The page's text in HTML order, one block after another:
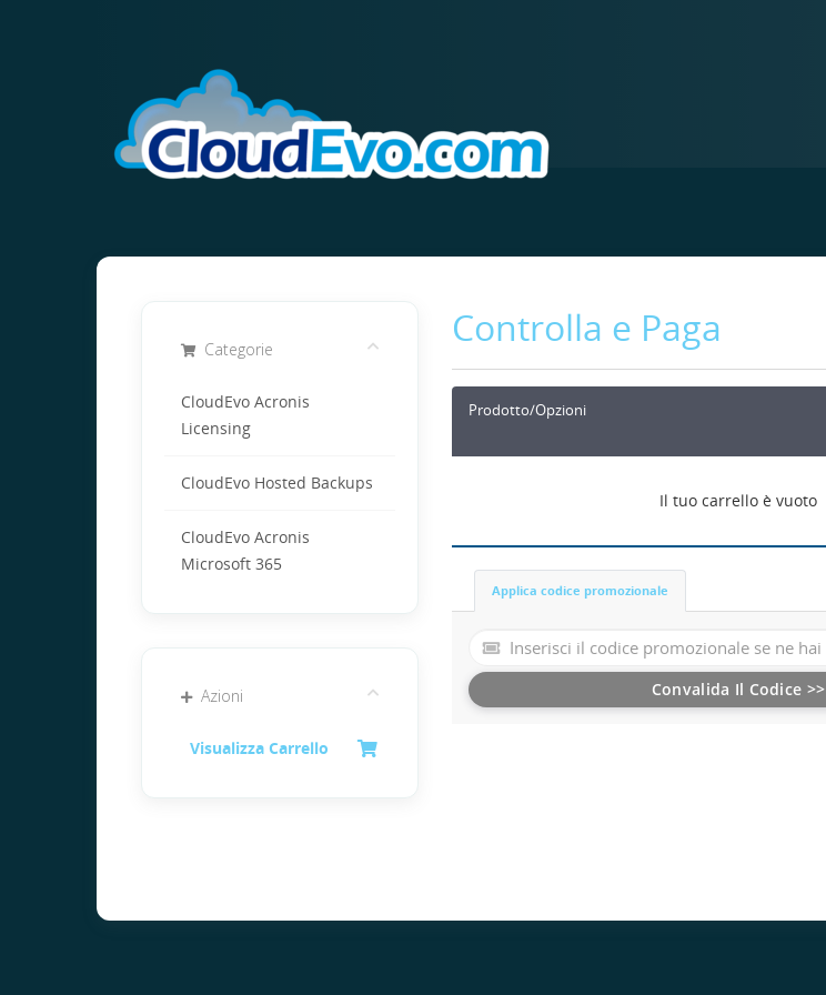
Categorie
CloudEvo Acronis
Licensing
CloudEvo Hosted Backups
CloudEvo Acronis
Microsoft 365
Azioni
Visualizza Carrello
Controlla e Paga
Prodotto/Opzioni
Il tuo carrello è vuoto
Applica codice promozionale
Convalida Il Codice >>